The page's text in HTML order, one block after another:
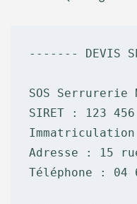
------- DEVIS
SOS Serrurerie
SIRET : 123
Adresse : 15
Téléphone : 04